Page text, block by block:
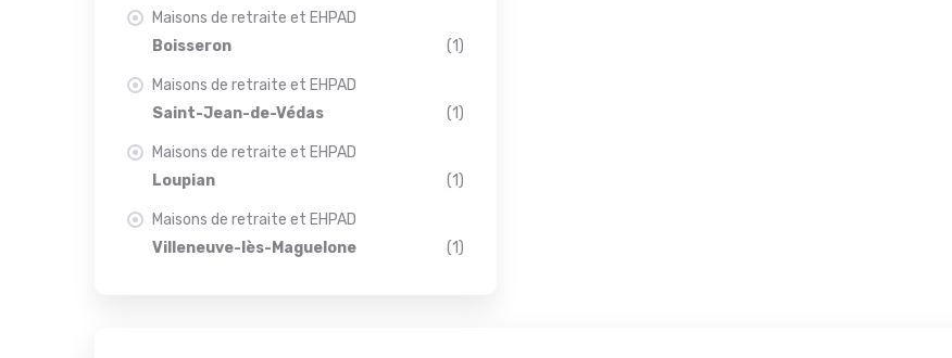
Maisons de retraite et EHPAD
Boisseron
(1)
Maisons de retraite et EHPAD
Saint-Jean-de-Védas
(1)
Maisons de retraite et EHPAD
Loupian
(1)
Maisons de retraite et EHPAD
Villeneuve-lès-Maguelone
(1)